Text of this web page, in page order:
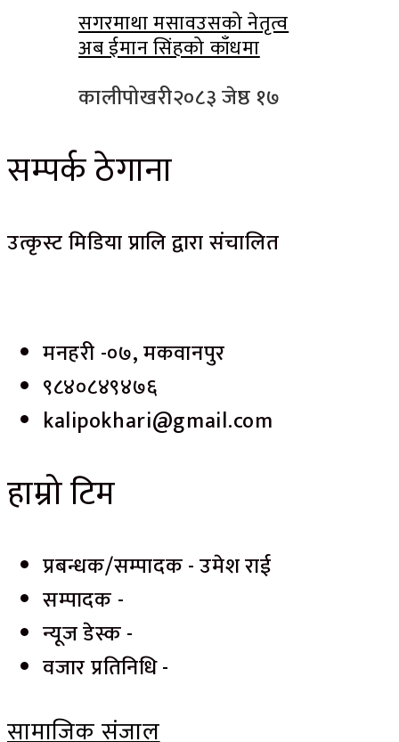
सगरमाथा मसावउसको नेतृत्व
अब ईमान सिंहको काँधमा
कालीपोखरी२०८३ जेष्ठ १७
सम्पर्क ठेगाना
उत्कृस्ट मिडिया प्रालि द्वारा संचालित
मनहरी -०७, मकवानपुर
९८४०८४९४७६
kalipokhari@gmail.com
हाम्रो टिम
प्रबन्धक/सम्पादक - उमेश राई
सम्पादक -
न्यूज डेस्क -
वजार प्रतिनिधि -
सामाजिक संजाल